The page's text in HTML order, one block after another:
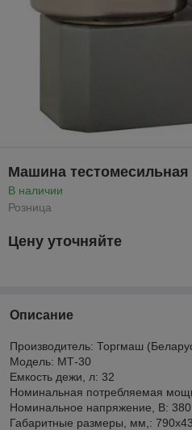
Машина
В наличии
Розница
Цену уточняйте
Описание
Производитель: Торгмаш
Модель: МТ-30
Емкость дежи, л: 32
Номинальная потребляемая
Номинальное напряжение, В: 380
Габаритные размеры, мм,: